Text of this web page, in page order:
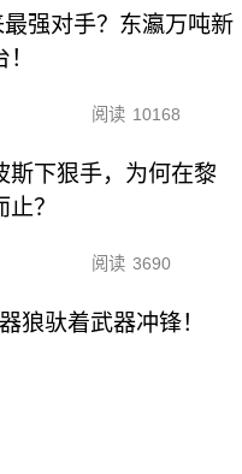
强对手？东瀛万吨新
阅读 10168
斯下狠手，为何在黎
？
阅读 3690
狼驮着武器冲锋！